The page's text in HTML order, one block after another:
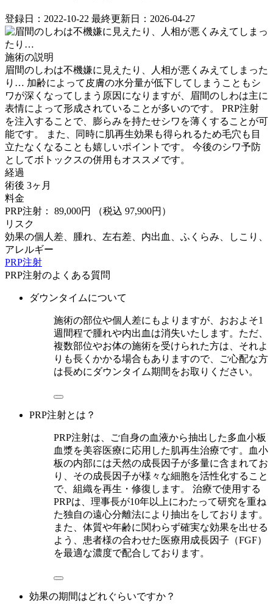
登録日：2022-10-22 最終更新日：2026-04-27
施術の説明
眉間のしわは不機嫌に見えたり、人相が悪くみえてしまった
り… 加齢によって皮膚の水分量が低下してしまうこともシ
ワが深くなってしまう原因になりますが、眉間のしわは主に
表情によって形成されていることが多いのです。 PRP注射
を注入することで、膨らみを持たせシワを薄くすることが可
能です。 また、同時に肌再生効果も得られるため毛穴も目
立たなくなることも嬉しいポイントです。 今後のシワ予防
としてボトックスの併用もオススメです。
経過
術後 3ヶ月
料金
PRP注射： 89,000円
（税込 97,900円）
リスク
効果の個人差、腫れ、左右差、内出血、ふくらみ、しこり、
アレルギー
PRP注射
PRP注射のよくある質問
ダウンタイムについて
施術の部位や個人差にもよりますが、おおよそ1
週間程で腫れや内出血は消失いたします。ただ、
複数部位やお体の施術を受けられた方は、それよ
りも長くかかる場合もありますので、ご心配な方
は長めにダウンタイム期間をお取りください。
PRP注射とは？
PRP注射は、ご自身の血液から抽出した多血小板
血漿を美容医療に応用した肌再生治療です。血小
板の内部には天然の成長因子が多量に含まれてお
り、その成長因子が様々な細胞を活性化すること
で、組織を再生・修復します。 治療で使用する
PRPは、理事長が10年以上にわたって研究を重ね
た独自の遠心分離法により抽出をしております。
また、体質や年齢に関わらず確実な効果を出せる
よう、患者様の合わせた医療用成長因子（FGF）
を最適な濃度で配合しております。
効果の期間はどれぐらいですか？